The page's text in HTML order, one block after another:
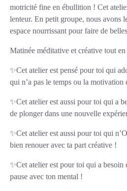
motricité fine en ébullition ! Cet
lenteur. En petit groupe, nous avons
espace nourrissant pour faire de
Matinée méditative et créative tout
✨Cet atelier est pensé pour toi qui
qui n’a pas le temps ou la motivation
✨Cet atelier est aussi pour toi qui a
de plonger dans une nouvelle
✨Cet atelier est aussi pour toi qui
bien renouer avec ta part créative !
✨Cet atelier est pour toi qui a besoin
pause avec ton mental !